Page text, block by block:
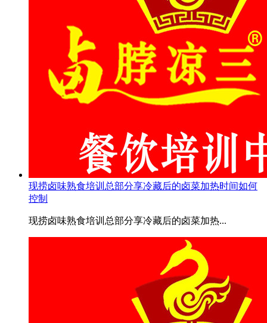
现捞卤味熟食培训总部分享冷藏后的卤菜加热时间如何
控制
现捞卤味熟食培训总部分享冷藏后的卤菜加热...